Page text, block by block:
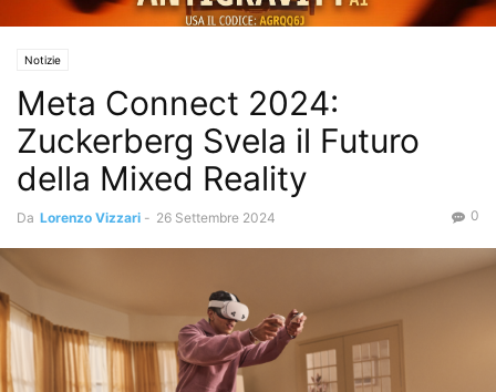
Notizie
Meta Connect 2024:
Zuckerberg Svela il Futuro
della Mixed Reality
Da Lorenzo Vizzari - 26 Settembre 2024 0